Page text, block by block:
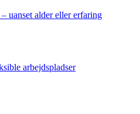
uanset alder eller erfaring
arbejdspladser